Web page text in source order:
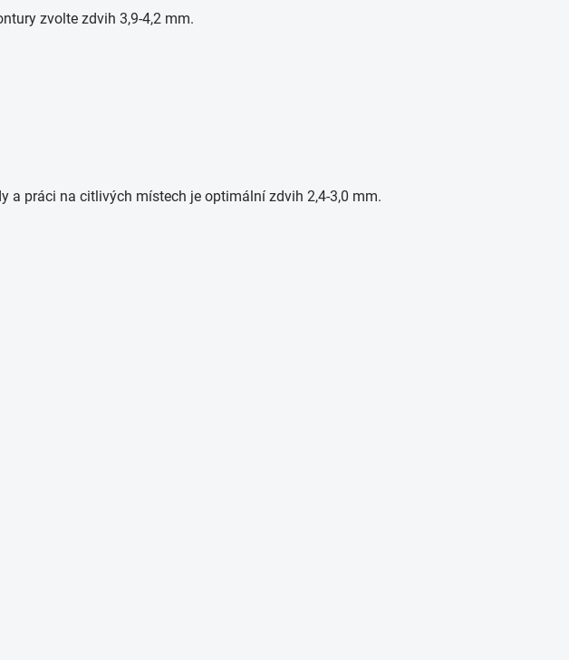
zvolte zdvih 3,9-4,2 mm.
a práci na citlivých místech je optimální zdvih 2,4-3,0 mm.